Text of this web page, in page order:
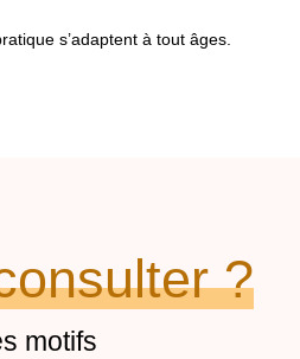
s’adaptent à tout âges.
?
motifs